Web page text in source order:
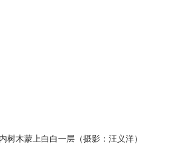
树木蒙上白白一层（摄影：汪义洋）